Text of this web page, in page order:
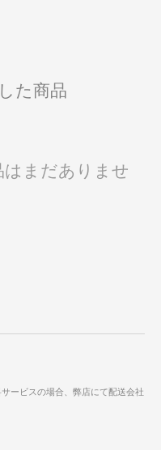
た商品
まだありませ
ービスの場合、弊店にて配送会社